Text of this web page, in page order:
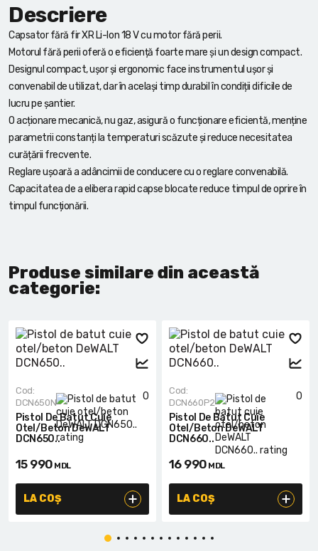
Descriere
Capsator fără fir XR Li-Ion 18 V cu motor fără perii.
Motorul fără perii oferă o eficiență foarte mare și un design compact.
Designul compact, ușor și ergonomic face instrumentul ușor și
convenabil de utilizat, dar în același timp durabil în condiții dificile de
lucru pe șantier.
O acționare mecanică, nu gaz, asigură o funcționare eficientă, menține
parametrii constanți la temperaturi scăzute și reduce necesitatea
curățării frecvente.
Reglare ușoară a adâncimii de conducere cu o reglare convenabilă.
Capacitatea de a elibera rapid capse blocate reduce timpul de oprire în
timpul funcționării.
Produse similare din această
categorie:
0
Cod:
DCN650N
Pistol De Batut Cuie
Otel/beton DeWALT
DCN650..
15 990 MDL
LA COȘ
0
Cod:
DCN660P2
Pistol De Batut Cuie
Otel/beton DeWALT
DCN660..
16 990 MDL
LA COȘ